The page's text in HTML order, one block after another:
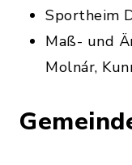
Sportheim
Maß- und
Molnár,